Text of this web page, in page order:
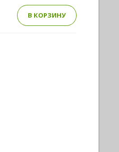
В КОРЗИНУ